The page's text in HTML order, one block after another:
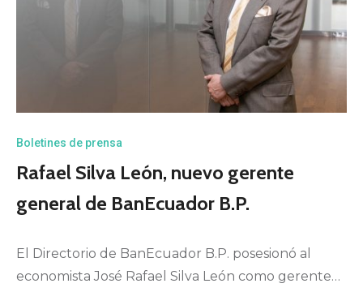
Boletines de prensa
Rafael Silva León, nuevo gerente
general de BanEcuador B.P.
El Directorio de BanEcuador B.P. posesionó al
economista José Rafael Silva León como gerente…